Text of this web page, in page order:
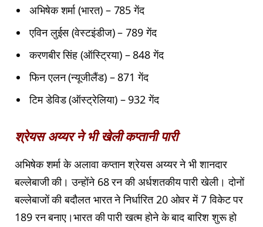
अभिषेक शर्मा (भारत) – 785 गेंद
एविन लुईस (वेस्टइंडीज) – 789 गेंद
करणबीर सिंह (ऑस्ट्रिया) – 848 गेंद
फिन एलन (न्यूजीलैंड) – 871 गेंद
टिम डेविड (ऑस्ट्रेलिया) – 932 गेंद
श्रेयस अय्यर ने भी खेली कप्तानी पारी
अभिषेक शर्मा के अलावा कप्तान श्रेयस अय्यर ने भी शानदार
बल्लेबाजी की। उन्होंने 68 रन की अर्धशतकीय पारी खेली। दोनों
बल्लेबाजों की बदौलत भारत ने निर्धारित 20 ओवर में 7 विकेट पर
189 रन बनाए।भारत की पारी खत्म होने के बाद बारिश शुरू हो